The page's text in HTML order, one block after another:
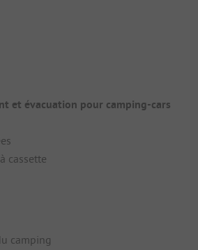
et évacuation pour camping-cars
cassette
camping